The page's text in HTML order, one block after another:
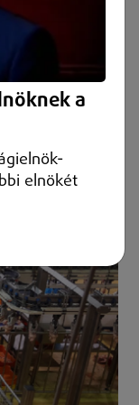
cégcsoport,
a
elnökét